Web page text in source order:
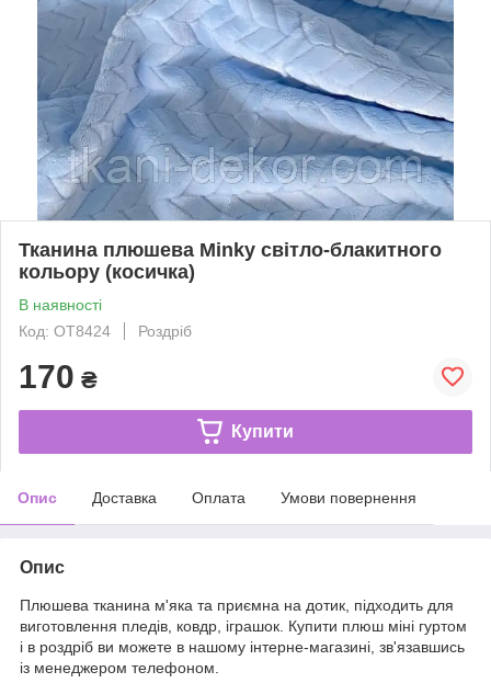
Тканина плюшева Minky світло-блакитного
кольору (косичка)
В наявності
Код: ОТ8424
Роздріб
170 ₴
Купити
Опис Доставка Оплата Умови повернення
Опис
Плюшева тканина м'яка та приємна на дотик, підходить для
виготовлення пледів, ковдр, іграшок. Купити плюш міні гуртом
і в роздріб ви можете в нашому інтерне-магазині, зв'язавшись
із менеджером телефоном.